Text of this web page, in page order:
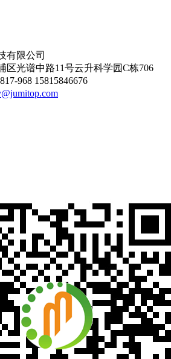
有限公司
区光谱中路11号云升科学园C栋706
968 15815846676